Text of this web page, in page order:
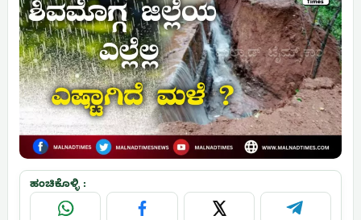
ಹಂಚಿಕೊಳ್ಳಿ :
WhatsApp Facebook X Telegram